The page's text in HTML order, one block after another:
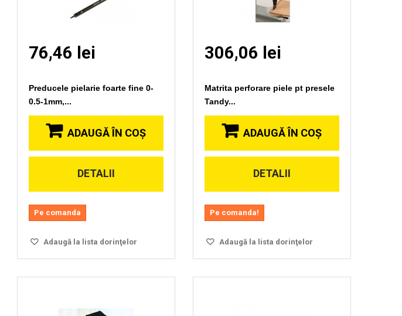
76,46 lei
Preducele pielarie foarte fine 0-
0.5-1mm,...
ADAUGĂ ÎN COŞ
DETALII
Pe comanda
Adaugă la lista dorinţelor
306,06 lei
Matrita perforare piele pt presele
Tandy...
ADAUGĂ ÎN COŞ
DETALII
Pe comanda!
Adaugă la lista dorinţelor
Vizionare
Vizionare